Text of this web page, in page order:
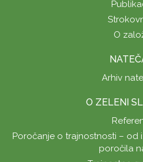
O
Arhiv
O ZELENI
Poročanje o trajnostnosti – od
poročila